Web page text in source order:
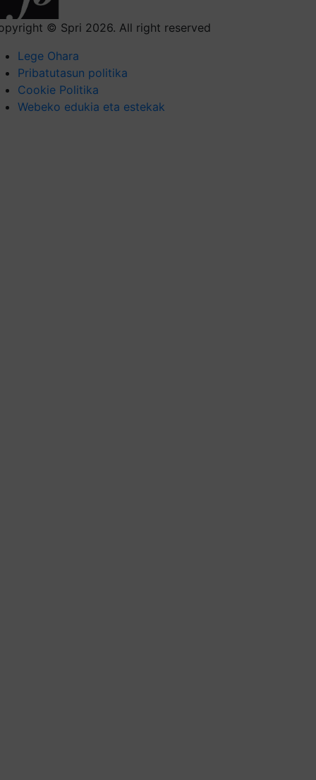
© Spri 2026. All right reserved
Lege Ohara
Pribatutasun politika
Cookie Politika
Webeko edukia eta estekak